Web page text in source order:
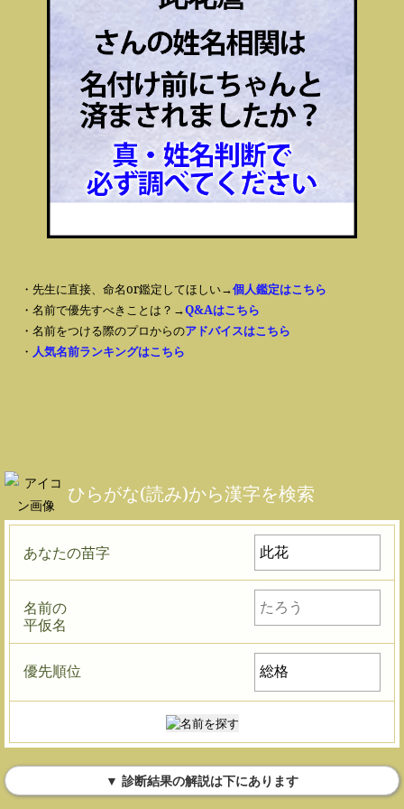
・先生に直接、命名or鑑定してほしい→個人鑑定はこちら
・名前で優先すべきことは？→Q&Aはこちら
・名前をつける際のプロからのアドバイスはこちら
・ 人気名前ランキングはこちら
ひらがな(読み)から漢字を検索
あなたの苗字
名前の
平仮名
優先順位
▼ 診断結果の解説は下にあります